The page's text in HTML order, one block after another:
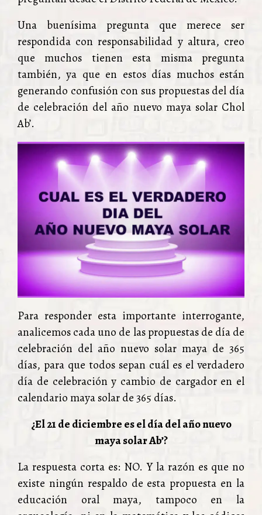
Una buenísima pregunta que merece ser
respondida con responsabilidad y altura, creo
que muchos tienen esta misma pregunta
también, ya que en estos días muchos están
generando confusión con sus propuestas del día
de celebración del año nuevo maya solar Chol
Ab’.
Para responder esta importante interrogante,
analicemos cada uno de las propuestas de día de
celebración del año nuevo solar maya de 365
días, para que todos sepan cuál es el verdadero
día de celebración y cambio de cargador en el
calendario maya solar de 365 días.
¿El 21 de diciembre es el día del año nuevo
maya solar Ab’?
La respuesta corta es: NO. Y la razón es que no
existe ningún respaldo de esta propuesta en la
educación oral maya, tampoco en la